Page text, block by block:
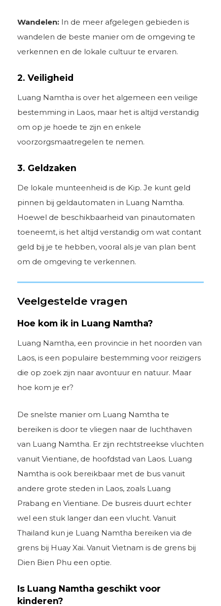
Wandelen: In de meer afgelegen gebieden is
wandelen de beste manier om de omgeving te
verkennen en de lokale cultuur te ervaren.
2. Veiligheid
Luang Namtha is over het algemeen een veilige
bestemming in Laos, maar het is altijd verstandig
om op je hoede te zijn en enkele
voorzorgsmaatregelen te nemen.
3. Geldzaken
De lokale munteenheid is de Kip. Je kunt geld
pinnen bij geldautomaten in Luang Namtha.
Hoewel de beschikbaarheid van pinautomaten
toeneemt, is het altijd verstandig om wat contant
geld bij je te hebben, vooral als je van plan bent
om de omgeving te verkennen.
Veelgestelde vragen
Hoe kom ik in Luang Namtha?
Luang Namtha, een provincie in het noorden van
Laos, is een populaire bestemming voor reizigers
die op zoek zijn naar avontuur en natuur. Maar
hoe kom je er?
De snelste manier om Luang Namtha te
bereiken is door te vliegen naar de luchthaven
van Luang Namtha. Er zijn rechtstreekse vluchten
vanuit Vientiane, de hoofdstad van Laos. Luang
Namtha is ook bereikbaar met de bus vanuit
andere grote steden in Laos, zoals Luang
Prabang en Vientiane. De busreis duurt echter
wel een stuk langer dan een vlucht. Vanuit
Thailand kun je Luang Namtha bereiken via de
grens bij Huay Xai. Vanuit Vietnam is de grens bij
Dien Bien Phu een optie.
Is Luang Namtha geschikt voor
kinderen?